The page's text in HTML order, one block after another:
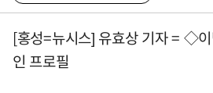
[홍성=뉴시스] 유효상 기자 = ◇
인 프로필